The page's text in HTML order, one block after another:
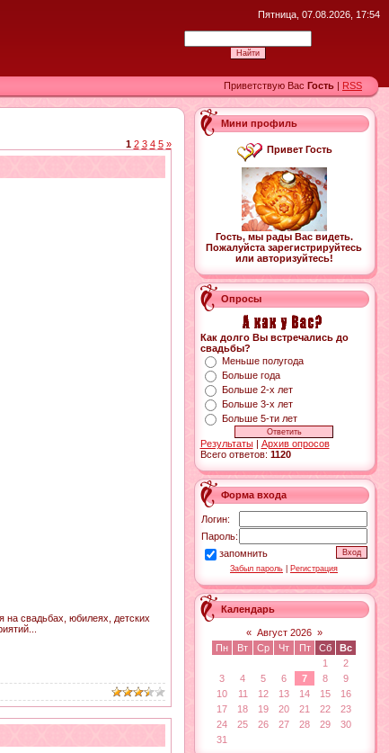
Пятница, 07.08.2026, 17:54
Приветствую Вас Гость | RSS
1 2 3 4 5 »
свадьбах, юбилеях, детских
Мини профиль
Привет Гость
Гость, мы рады Вас видеть.
Пожалуйста зарегистрируйтесь
или авторизуйтесь!
Опросы
Как долго Вы встречались до
свадьбы?
Меньше полугода
Больше года
Больше 2-х лет
Больше 3-х лет
Больше 5-ти лет
Результаты| Архив опросов
Всего ответов: 1120
Форма входа
Логин:
Пароль:
запомнить
Забыл пароль Регистрация
Календарь
« Август 2026 »
Пн
Вт Ср Чт Пт Сб
Вс
1
2
3
4 5 6 7 8
9
10
11 12 13 14 15
16
17
18 19 20 21 22
23
24
25 26 27 28 29
30
31